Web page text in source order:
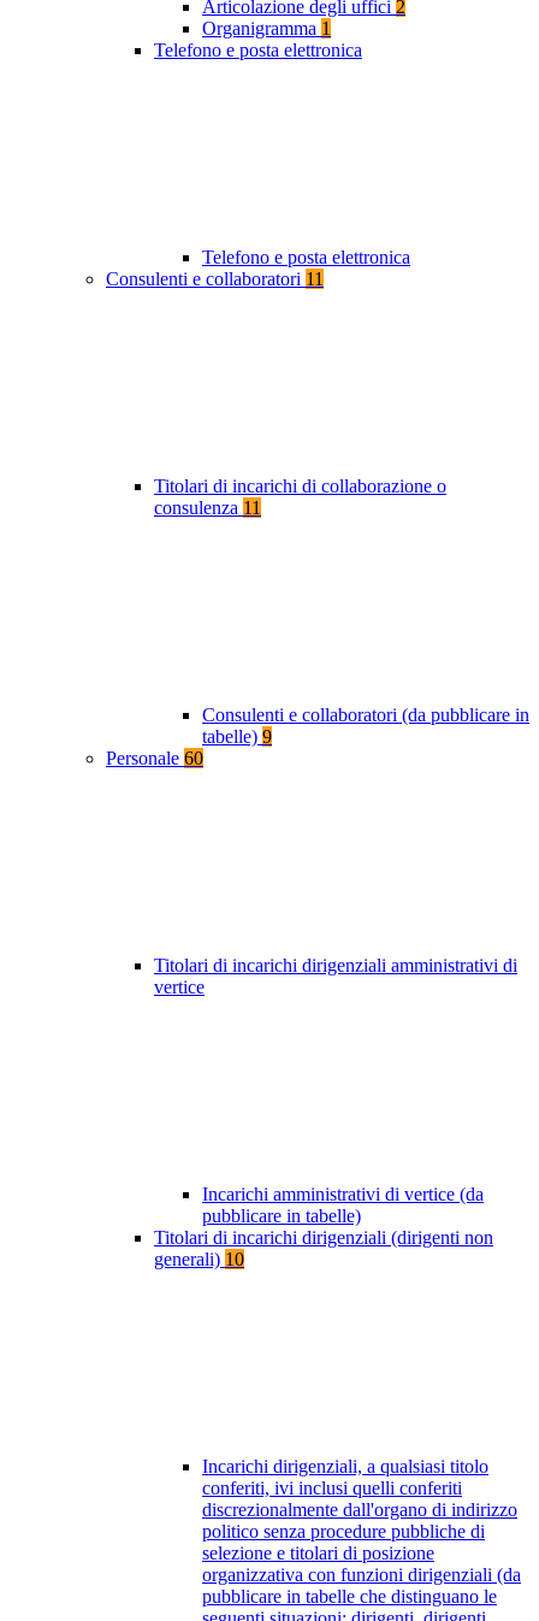
Articolazione degli uffici 2
Organigramma 1
Telefono e posta elettronica
Telefono e posta elettronica
Consulenti e collaboratori 11
Titolari di incarichi di collaborazione o
consulenza 11
Consulenti e collaboratori (da pubblicare in
tabelle) 9
Personale 60
Titolari di incarichi dirigenziali amministrativi di
vertice
Incarichi amministrativi di vertice (da
pubblicare in tabelle)
Titolari di incarichi dirigenziali (dirigenti non
generali) 10
Incarichi dirigenziali, a qualsiasi titolo
conferiti, ivi inclusi quelli conferiti
discrezionalmente dall'organo di indirizzo
politico senza procedure pubbliche di
selezione e titolari di posizione
organizzativa con funzioni dirigenziali (da
pubblicare in tabelle che distinguano le